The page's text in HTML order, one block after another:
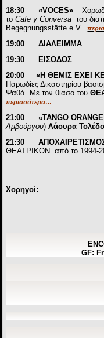
18:30 «VOCES» –
τοCafe y Conversa του
Begegnungsstätte e.V.
19:00 ΔΙΑΛΕΙΜΜΑ
19:30 ΕΙΣΟΔΟΣ
20:00
«Η ΘΕΜΙΣ ΕΧΕΙ
Παρωδίες Δικαστηρίου
Ψαθά. Mε τον θίασο του
περισσότερα…
21:00 «TANGO
Αμβούργου)Λάουρα Τολέδο
21:30
ΘΕΑΤΡΙΚΟΝ από το 1994-
Χορηγοί:
GF: